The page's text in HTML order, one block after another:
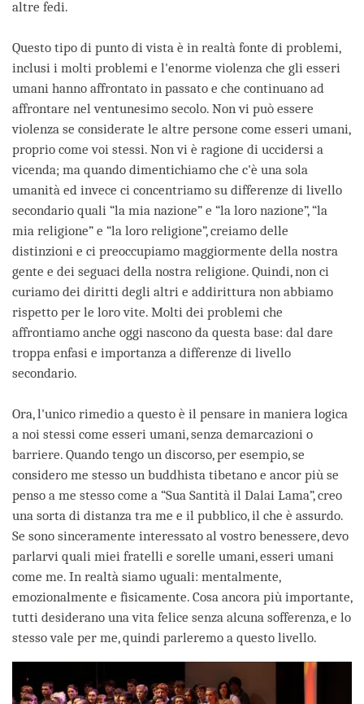
altre fedi.
Questo tipo di punto di vista è in realtà fonte di problemi,
inclusi i molti problemi e l'enorme violenza che gli esseri
umani hanno affrontato in passato e che continuano ad
affrontare nel ventunesimo secolo. Non vi può essere
violenza se considerate le altre persone come esseri umani,
proprio come voi stessi. Non vi è ragione di uccidersi a
vicenda; ma quando dimentichiamo che c'è una sola
umanità ed invece ci concentriamo su differenze di livello
secondario quali “la mia nazione” e “la loro nazione”, “la
mia religione” e “la loro religione”, creiamo delle
distinzioni e ci preoccupiamo maggiormente della nostra
gente e dei seguaci della nostra religione. Quindi, non ci
curiamo dei diritti degli altri e addirittura non abbiamo
rispetto per le loro vite. Molti dei problemi che
affrontiamo anche oggi nascono da questa base: dal dare
troppa enfasi e importanza a differenze di livello
secondario.
Ora, l'unico rimedio a questo è il pensare in maniera logica
a noi stessi come esseri umani, senza demarcazioni o
barriere. Quando tengo un discorso, per esempio, se
considero me stesso un buddhista tibetano e ancor più se
penso a me stesso come a “Sua Santità il Dalai Lama”, creo
una sorta di distanza tra me e il pubblico, il che è assurdo.
Se sono sinceramente interessato al vostro benessere, devo
parlarvi quali miei fratelli e sorelle umani, esseri umani
come me. In realtà siamo uguali: mentalmente,
emozionalmente e fisicamente. Cosa ancora più importante,
tutti desiderano una vita felice senza alcuna sofferenza, e lo
stesso vale per me, quindi parleremo a questo livello.